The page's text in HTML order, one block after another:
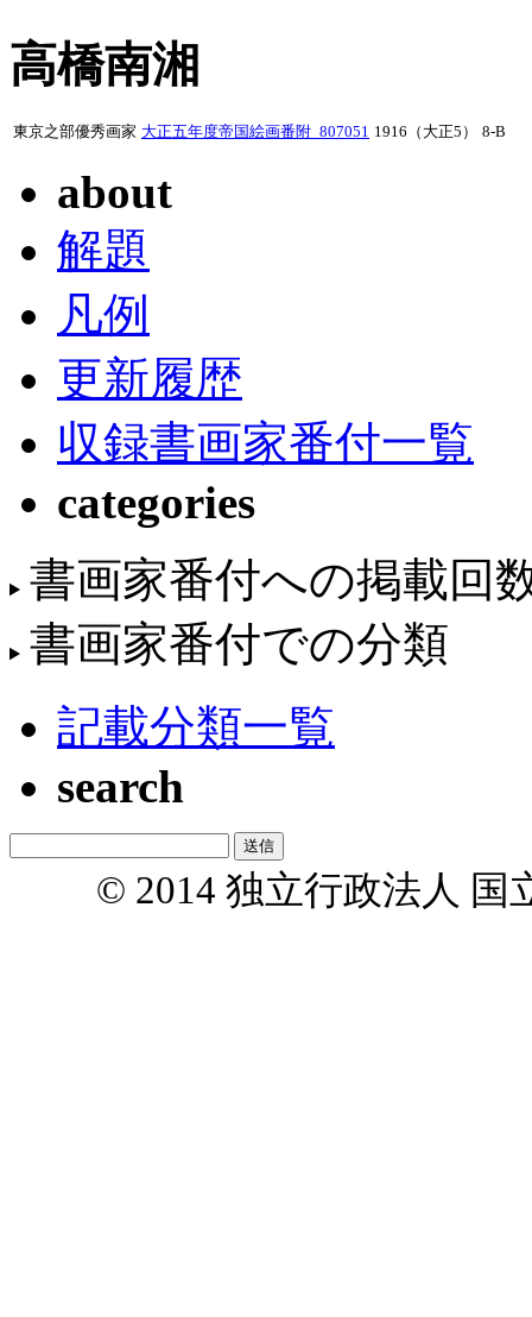
高橋南湘
東京之部優秀画家 大正五年度帝国絵画番附_807051 1916（大正5） 8-B
about
解題
凡例
更新履歴
収録書画家番付一覧
categories
書画家番付への掲載回
書画家番付での分類
記載分類一覧
search
© 2014 独立行政法人 国